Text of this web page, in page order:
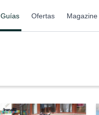
Guías Ofertas Magazine
Irena82